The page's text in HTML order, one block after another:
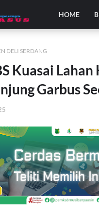
HOME
DELI SERDANG
Kuasai
Garbus